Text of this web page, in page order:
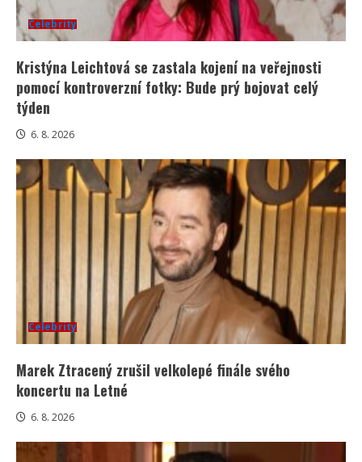
Celebrity
Kristýna Leichtová se zastala kojení na veřejnosti
pomocí kontroverzní fotky: Bude prý bojovat celý
týden
6. 8. 2026
Celebrity
Marek Ztracený zrušil velkolepé finále svého
koncertu na Letné
6. 8. 2026